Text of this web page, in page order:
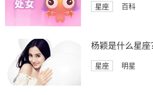
星座 百科
杨颖是什么星座
星座 明星